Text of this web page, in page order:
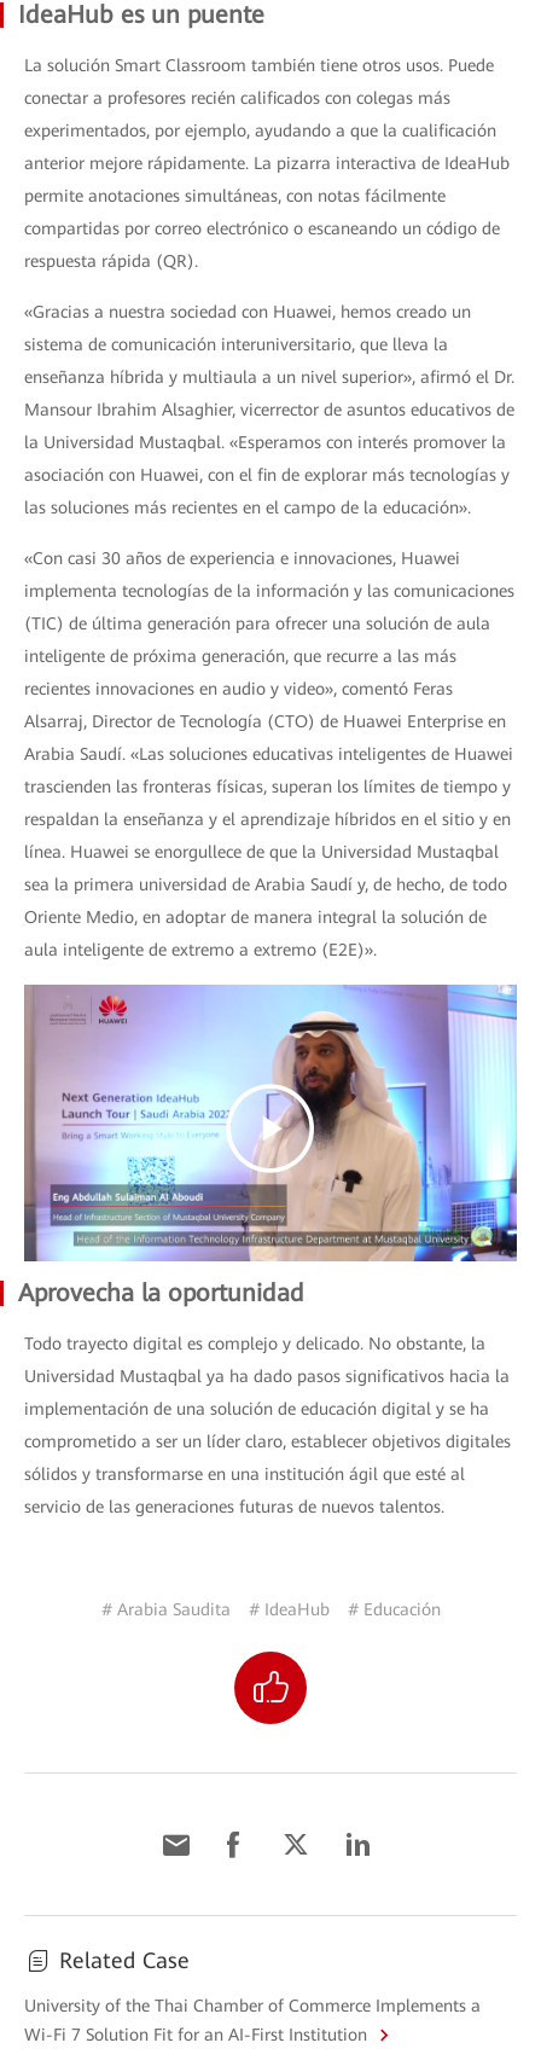
IdeaHub es un puente
La solución Smart Classroom también tiene otros usos. Puede
conectar a profesores recién calificados con colegas más
experimentados, por ejemplo, ayudando a que la cualificación
anterior mejore rápidamente. La pizarra interactiva de IdeaHub
permite anotaciones simultáneas, con notas fácilmente
compartidas por correo electrónico o escaneando un código de
respuesta rápida (QR).
«Gracias a nuestra sociedad con Huawei, hemos creado un
sistema de comunicación interuniversitario, que lleva la
enseñanza híbrida y multiaula a un nivel superior», afirmó el Dr.
Mansour Ibrahim Alsaghier, vicerrector de asuntos educativos de
la Universidad Mustaqbal. «Esperamos con interés promover la
asociación con Huawei, con el fin de explorar más tecnologías y
las soluciones más recientes en el campo de la educación».
«Con casi 30 años de experiencia e innovaciones, Huawei
implementa tecnologías de la información y las comunicaciones
(TIC) de última generación para ofrecer una solución de aula
inteligente de próxima generación, que recurre a las más
recientes innovaciones en audio y video», comentó Feras
Alsarraj, Director de Tecnología (CTO) de Huawei Enterprise en
Arabia Saudí. «Las soluciones educativas inteligentes de Huawei
trascienden las fronteras físicas, superan los límites de tiempo y
respaldan la enseñanza y el aprendizaje híbridos en el sitio y en
línea. Huawei se enorgullece de que la Universidad Mustaqbal
sea la primera universidad de Arabia Saudí y, de hecho, de todo
Oriente Medio, en adoptar de manera integral la solución de
aula inteligente de extremo a extremo (E2E)».
Aprovecha la oportunidad
Todo trayecto digital es complejo y delicado. No obstante, la
Universidad Mustaqbal ya ha dado pasos significativos hacia la
implementación de una solución de educación digital y se ha
comprometido a ser un líder claro, establecer objetivos digitales
sólidos y transformarse en una institución ágil que esté al
servicio de las generaciones futuras de nuevos talentos.
# Arabia Saudita # IdeaHub # Educación
Related Case
University of the Thai Chamber of Commerce Implements a
Wi-Fi 7 Solution Fit for an AI-First Institution